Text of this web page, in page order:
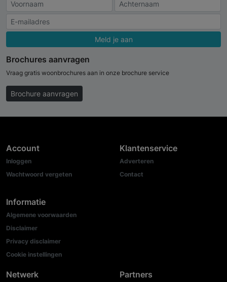
Meld je aan
Brochures aanvragen
Vraag gratis woonbrochures aan in onze brochure service
Brochure aanvragen
Account
Inloggen
Wachtwoord vergeten
Informatie
Algemene voorwaarden
Disclaimer
Privacy disclaimer
Cookie instellingen
Klantenservice
Adverteren
Contact
Netwerk Partners